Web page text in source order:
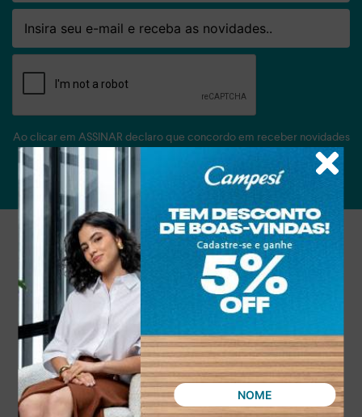
Email
Ao clicar em ASSINAR declaro que concordo em receber novidades
e promoções da Dakota e suas marcas.
Confira nossa
Política de privacidade
ASSINAR
Atendimento
A empresa
Condições gerais de compra
Política de privacidade
Troca e Devolução
Vale Presente
Clube de Águias
Passo Certo